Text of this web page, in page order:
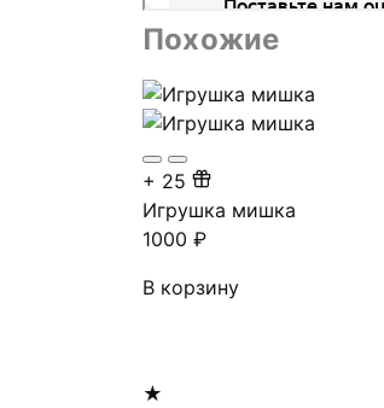
Похожие
+ 25
Игрушка мишка
1000 ₽
В корзину
★